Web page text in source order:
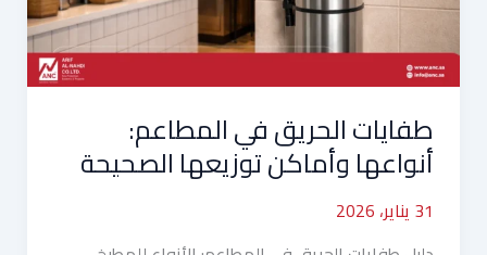
طفايات الحريق في المطاعم:
أنواعها وأماكن توزيعها الصحيحة
31 يناير، 2026
توزيعها
الصحيحة